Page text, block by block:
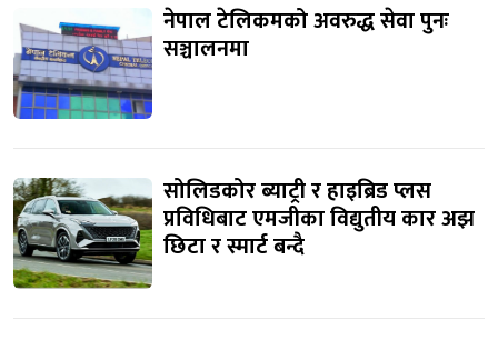
नेपाल टेलिकमको अवरुद्ध सेवा पुनः
सञ्चालनमा
सोलिडकोर ब्याट्री र हाइब्रिड प्लस
प्रविधिबाट एमजीका विद्युतीय कार अझ
छिटा र स्मार्ट बन्दै